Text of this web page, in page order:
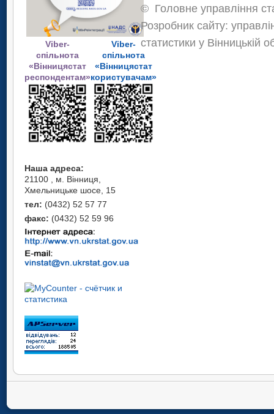
Viber-
спільнота
«Вінницястат
респондентам»
Viber-
спільнота
«Вінницястат
користувачам»
Наша адреса:
21100 , м. Вінниця,
Хмельницьке шосе, 15
тел: (0432) 52 57 77
факс: (0432) 52 59 96
© Головне управління
Розробник сайту:
статистики у Вінницькій